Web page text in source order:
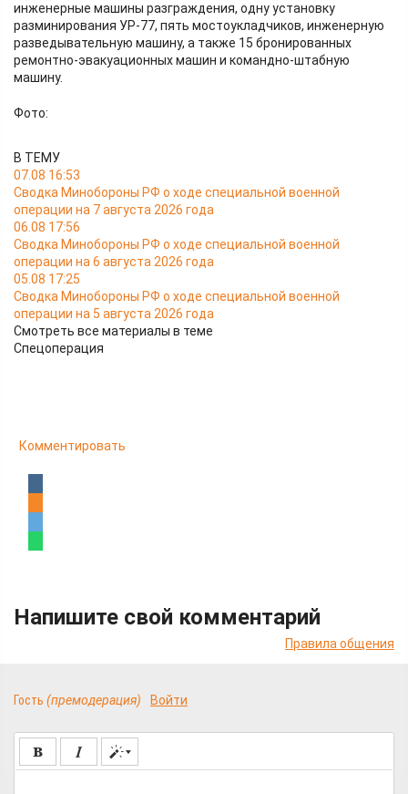
инженерные машины разграждения, одну установку
разминирования УР-77, пять мостоукладчиков, инженерную
разведывательную машину, а также 15 бронированных
ремонтно-эвакуационных машин и командно-штабную
машину.
Фото:
В ТЕМУ
07.08 16:53
Сводка Минобороны РФ о ходе специальной военной
операции на 7 августа 2026 года
06.08 17:56
Сводка Минобороны РФ о ходе специальной военной
операции на 6 августа 2026 года
05.08 17:25
Сводка Минобороны РФ о ходе специальной военной
операции на 5 августа 2026 года
Смотреть все материалы в теме
Спецоперация
Комментировать
Напишите свой комментарий
Правила общения
Гость (премодерация) Войти